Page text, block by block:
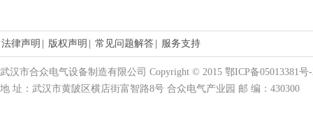
法律声明 版权声明 常见问题解答 服务支持
武汉市合众电气设备制造有限公司 Copyright © 2015 鄂ICP备05013381号
地 址：武汉市黄陂区横店街富智路8号 合众电气产业园 邮 编：430300